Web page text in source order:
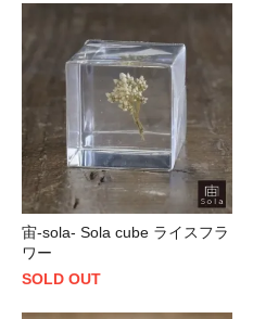
宙-sola- Sola cube ライスフラ
ワー
SOLD OUT